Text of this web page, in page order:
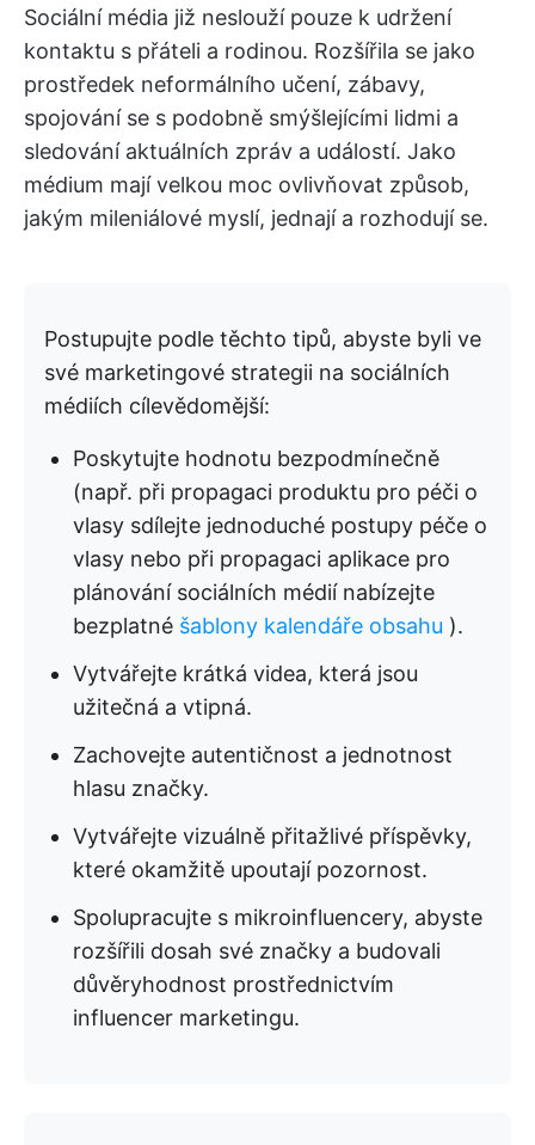
Sociální média již neslouží pouze k udržení
kontaktu s přáteli a rodinou. Rozšířila se jako
prostředek neformálního učení, zábavy,
spojování se s podobně smýšlejícími lidmi a
sledování aktuálních zpráv a událostí. Jako
médium mají velkou moc ovlivňovat způsob,
jakým mileniálové myslí, jednají a rozhodují se.
Postupujte podle těchto tipů, abyste byli ve
své marketingové strategii na sociálních
médiích cílevědomější:
Poskytujte hodnotu bezpodmínečně
(např. při propagaci produktu pro péči o
vlasy sdílejte jednoduché postupy péče o
vlasy nebo při propagaci aplikace pro
plánování sociálních médií nabízejte
bezplatné šablony kalendáře obsahu ).
Vytvářejte krátká videa, která jsou
užitečná a vtipná.
Zachovejte autentičnost a jednotnost
hlasu značky.
Vytvářejte vizuálně přitažlivé příspěvky,
které okamžitě upoutají pozornost.
Spolupracujte s mikroinfluencery, abyste
rozšířili dosah své značky a budovali
důvěryhodnost prostřednictvím
influencer marketingu.